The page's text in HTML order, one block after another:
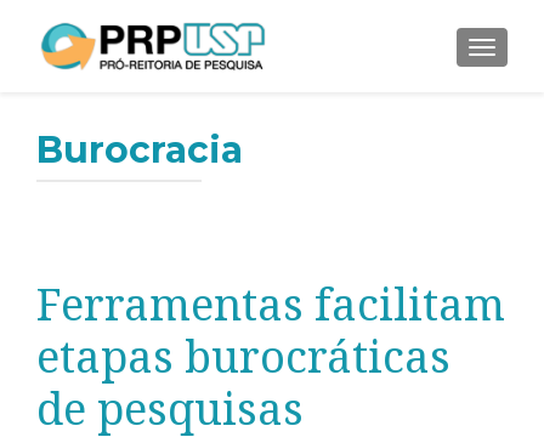
Burocracia
Ferramentas facilitam
etapas burocráticas
de pesquisas